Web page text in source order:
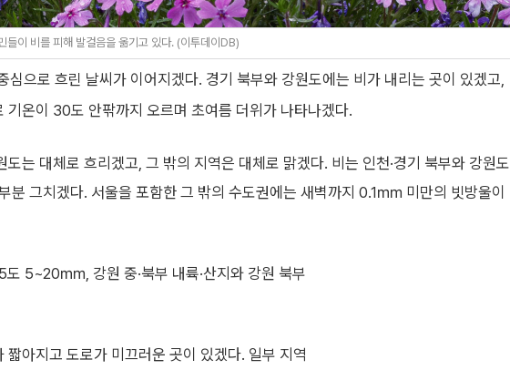
이 비를 피해 발걸음을 옮기고 있다. (이투데이DB)
심으로 흐린 날씨가 이어지겠다. 경기 북부와 강원도에는 비가 내리는 곳이 있겠고,
기온이 30도 안팎까지 오르며 초여름 더위가 나타나겠다.
는 대체로 흐리겠고, 그 밖의 지역은 대체로 맑겠다. 비는 인천·경기 북부와 강원도
분 그치겠다. 서울을 포함한 그 밖의 수도권에는 새벽까지 0.1㎜ 미만의 빗방울이
도 5~20㎜, 강원 중·북부 내륙·산지와 강원 북부
아지고 도로가 미끄러운 곳이 있겠다. 일부 지역